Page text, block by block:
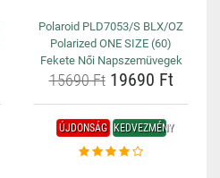
Polaroid PLD7053/S BLX/OZ
Polarized ONE SIZE (60)
Fekete Női Napszemüvegek
15690 Ft19690 Ft
ÚJDONSÁG KEDVEZMÉNY